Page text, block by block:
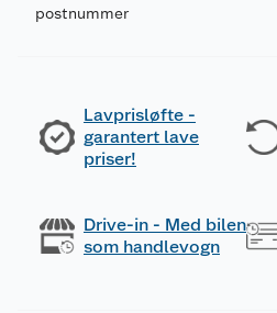
postnummer
Lavprisløfte -
garantert lave
priser!
Drive-in - Med bilen
som handlevogn